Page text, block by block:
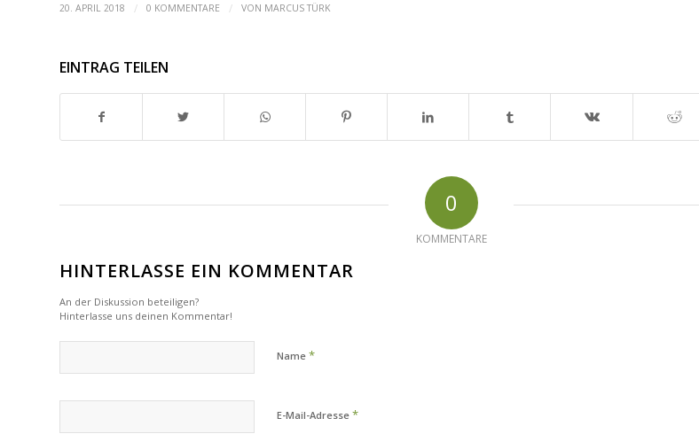
20. APRIL 2018 / 0 KOMMENTARE / VON MARCUS TÜRK
EINTRAG TEILEN
0
KOMMENTARE
HINTERLASSE EIN KOMMENTAR
An der Diskussion beteiligen?
Hinterlasse uns deinen Kommentar!
Name *
E-Mail-Adresse *